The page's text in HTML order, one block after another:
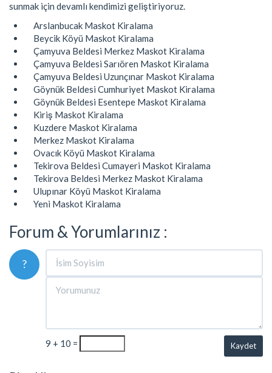
sunmak için devamlı kendimizi geliştiriyoruz.
Arslanbucak Maskot Kiralama
Beycik Köyü Maskot Kiralama
Çamyuva Beldesi Merkez Maskot Kiralama
Çamyuva Beldesi Sarıören Maskot Kiralama
Çamyuva Beldesi Uzunçınar Maskot Kiralama
Göynük Beldesi Cumhuriyet Maskot Kiralama
Göynük Beldesi Esentepe Maskot Kiralama
Kiriş Maskot Kiralama
Kuzdere Maskot Kiralama
Merkez Maskot Kiralama
Ovacık Köyü Maskot Kiralama
Tekirova Beldesi Cumayeri Maskot Kiralama
Tekirova Beldesi Merkez Maskot Kiralama
Ulupınar Köyü Maskot Kiralama
Yeni Maskot Kiralama
Forum & Yorumlarınız :
?
9 + 10 = Kaydet